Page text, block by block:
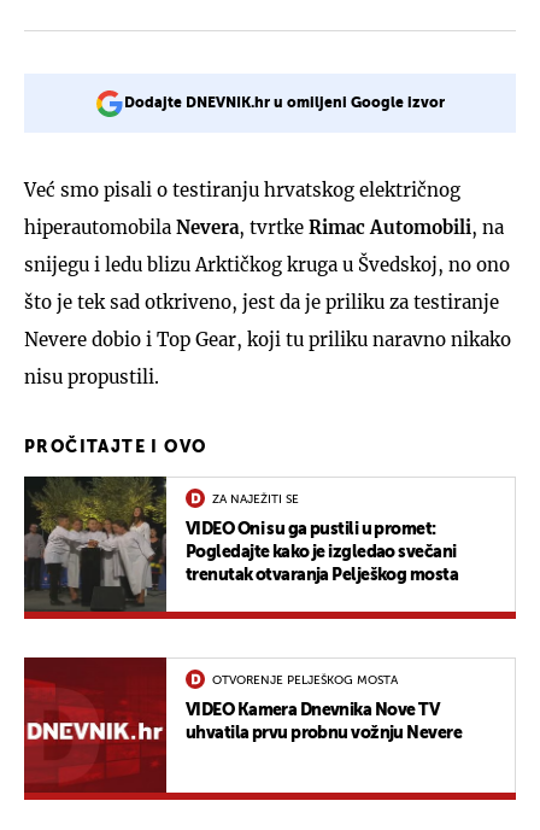
Dodajte DNEVNIK.hr u omiljeni Google izvor
Već smo pisali o testiranju hrvatskog električnog
hiperautomobila Nevera, tvrtke Rimac Automobili, na
snijegu i ledu blizu Arktičkog kruga u Švedskoj, no ono
što je tek sad otkriveno, jest da je priliku za testiranje
Nevere dobio i Top Gear, koji tu priliku naravno nikako
nisu propustili.
PROČITAJTE I OVO
ZA NAJEŽITI SE
VIDEO Oni su ga pustili u promet:
Pogledajte kako je izgledao svečani
trenutak otvaranja Pelješkog mosta
OTVORENJE PELJEŠKOG MOSTA
VIDEO Kamera Dnevnika Nove TV
uhvatila prvu probnu vožnju Nevere